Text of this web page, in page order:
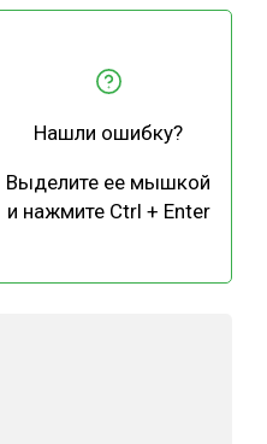
Нашли ошибку?
Выделите ее мышкой
и нажмите Ctrl + Enter